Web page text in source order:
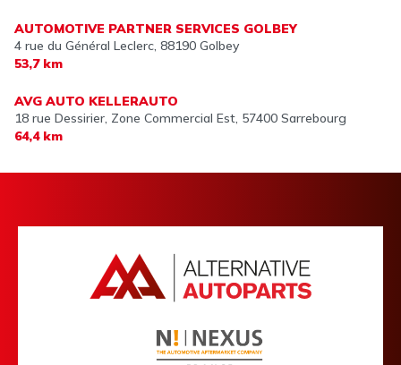
AUTOMOTIVE PARTNER SERVICES GOLBEY
4 rue du Général Leclerc, 88190 Golbey
53,7 km
AVG AUTO KELLERAUTO
18 rue Dessirier, Zone Commercial Est, 57400 Sarrebourg
64,4 km